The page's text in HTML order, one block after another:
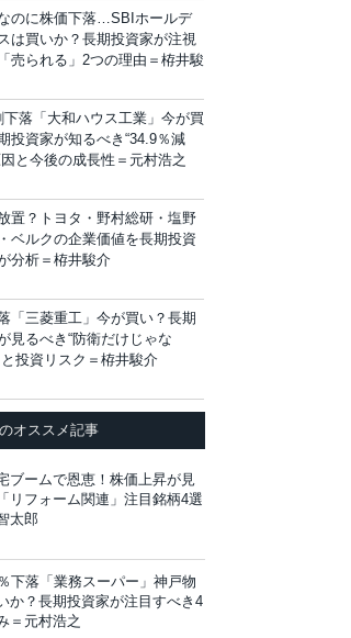
のに株価下落…SBIホールデ
は買いか？長期投資家が注視
売られる」2つの理由＝栫井駿
下落「大和ハウス工業」今が買
投資家が知るべき“34.9％減
と今後の成長性＝元村浩之
置？トヨタ・野村総研・塩野
ベルクの企業価値を長期投資
分析＝栫井駿介
「三菱重工」今が買い？長期
見るべき“防衛だけじゃな
と投資リスク＝栫井駿介
オススメ記事
ブームで恩恵！株価上昇が見
リフォーム関連」注目銘柄4選
太郎
下落「業務スーパー」神戸物
か？長期投資家が注目すべき4
＝元村浩之